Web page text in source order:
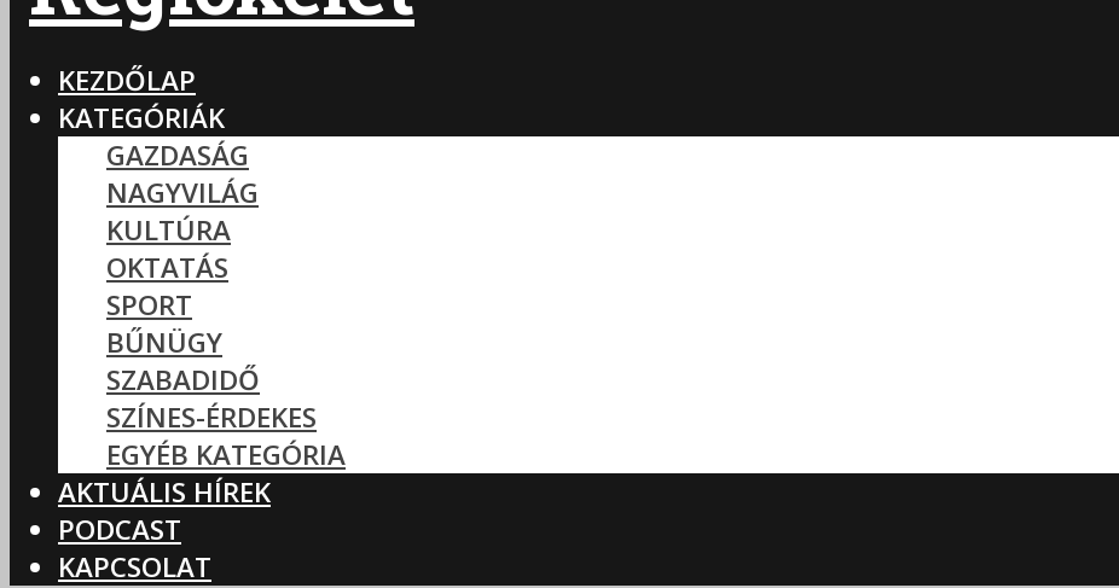
KEZDŐLAP
KATEGÓRIÁK
GAZDASÁG
NAGYVILÁG
KULTÚRA
OKTATÁS
SPORT
BŰNÜGY
SZABADIDŐ
SZÍNES-ÉRDEKES
EGYÉB KATEGÓRIA
AKTUÁLIS HÍREK
PODCAST
KAPCSOLAT